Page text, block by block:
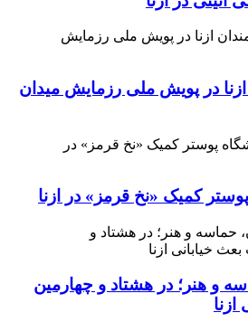
در پویش ملی رزمایش میدان
پوستر کمیک «نخ قرمز» در ازنا
و هنر؛ در هشتاد و چهارمین